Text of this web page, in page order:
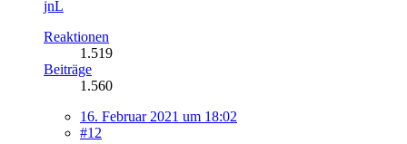
jnL
Reaktionen
1.519
Beiträge
1.560
16. Februar 2021 um 18:02
#12